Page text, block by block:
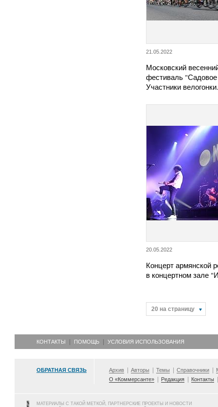
21.05.2022
Московский
фестиваль
Участники велогонки.
20.05.2022
Концерт армянской
в концертном зале
20 на страницу
КОНТАКТЫ ПОМОЩЬ УСЛОВИЯ ИСПОЛЬЗОВАНИЯ
ОБРАТНАЯ СВЯЗЬ Архив Авторы Темы Справочники
О «Коммерсанте»
Редакция Контакты
МАТЕРИАЛЫ С ТАКОЙ МЕТКОЙ, ПАРТНЕРСКИЕ ПРОЕКТЫ И НОВОСТИ